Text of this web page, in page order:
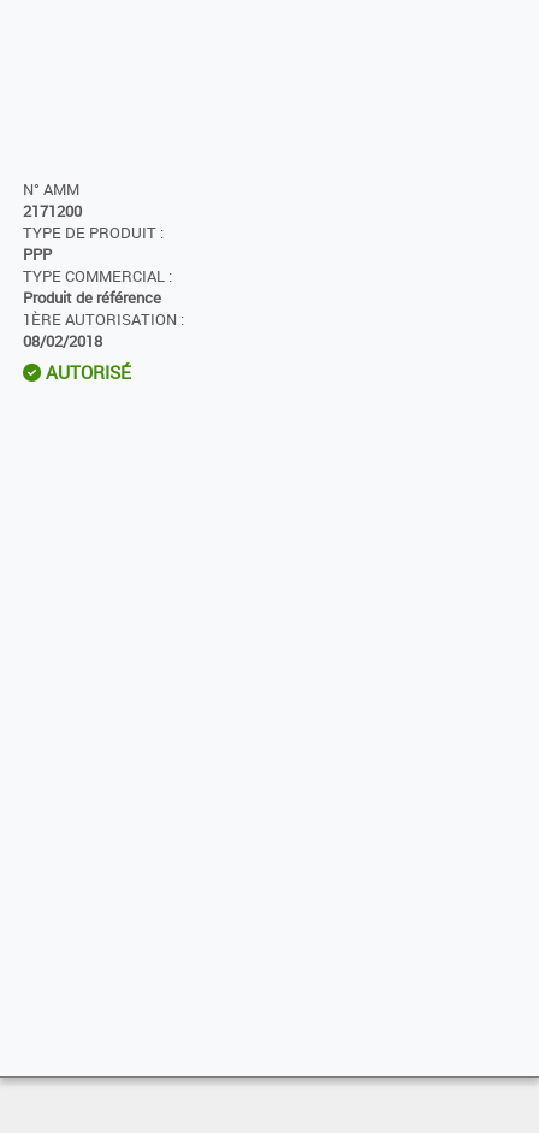
N° AMM
2171200
TYPE DE PRODUIT :
PPP
TYPE COMMERCIAL :
Produit de référence
1ÈRE AUTORISATION :
08/02/2018
AUTORISÉ